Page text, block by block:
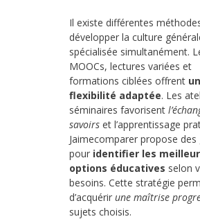
Il existe différentes
développer la culture
spécialisée simultanément.
MOOCs, lectures variées et
formations ciblées offrent
flexibilité adaptée. Les
séminaires favorisent
savoirs et l’apprentissage
Jaimecomparer propose des
pour identifier les
options éducatives selon
besoins. Cette stratégie
d’acquérir une maîtrise
sujets choisis.